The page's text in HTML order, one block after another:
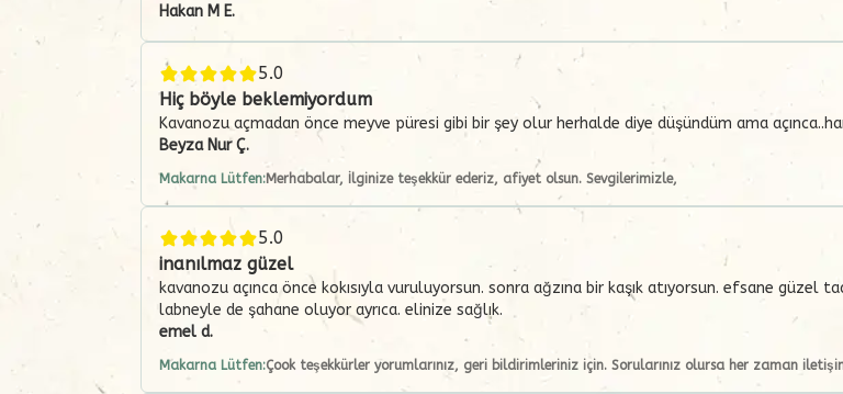
Hakan M E.
5.0
Hiç böyle beklemiyordum
Kavanozu açmadan önce meyve püresi gibi bir şey olur herhalde diye düşündüm ama
Beyza Nur Ç.
Makarna Lütfen:Merhabalar, İlginize teşekkür ederiz, afiyet olsun. Sevgilerimizle,
5.0
inanılmaz güzel
kavanozu açınca önce kokısıyla vuruluyorsun. sonra ağzına bir kaşık atıyorsun. efsane güzel
labneyle de şahane oluyor ayrıca. elinize sağlık.
emel d.
Makarna Lütfen:Çook teşekkürler yorumlarınız, geri bildirimleriniz için. Sorularınız olursa her zaman